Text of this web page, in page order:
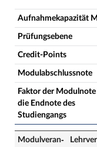
Aufnahmekapazität
Prüfungsebene
Credit-Points
Modulabschlussnote
Faktor der
die Endnote des
Studiengangs
Modulveran­